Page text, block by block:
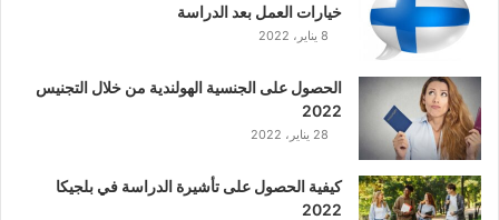
ر
ب
ي
ة
خيارات العمل بعد الدراسة
8 يناير، 2022
الحصول على الجنسية الهولندية من خلال التجنيس
2022
28 يناير، 2022
كيفية الحصول على تأشيرة الدراسة في بلجيكا
2022